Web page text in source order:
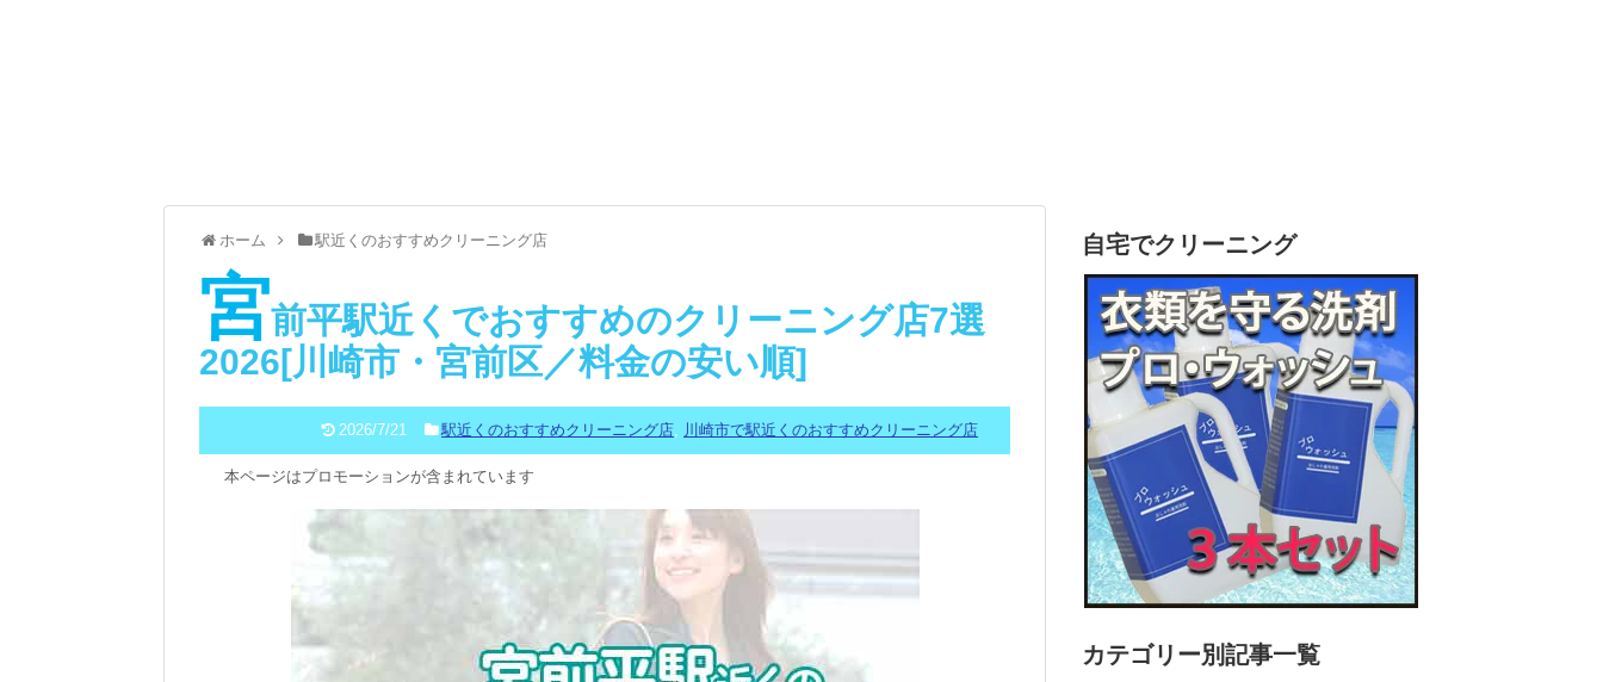
ホーム 駅近くのおすすめクリーニング店
宮前平駅近くでおすすめのクリーニング店7選
2026[川崎市・宮前区／料金の安い順]
2026/7/21 駅近くのおすすめクリーニング店, 川崎市で駅近くのおすすめクリーニング店
本ページはプロモーションが含まれています
自宅でクリーニング
カテゴリー別記事一覧